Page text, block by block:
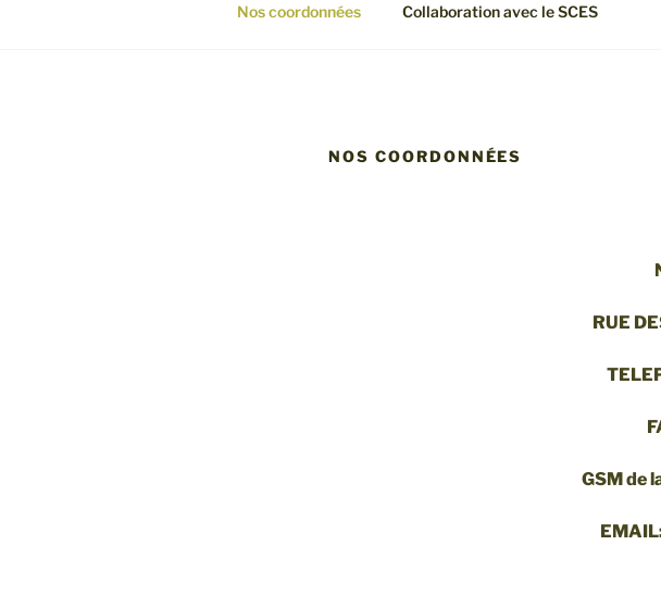
Nos coordonnées Collaboration avec le SCES
NOS COORDONNÉES
RUE
GSM de